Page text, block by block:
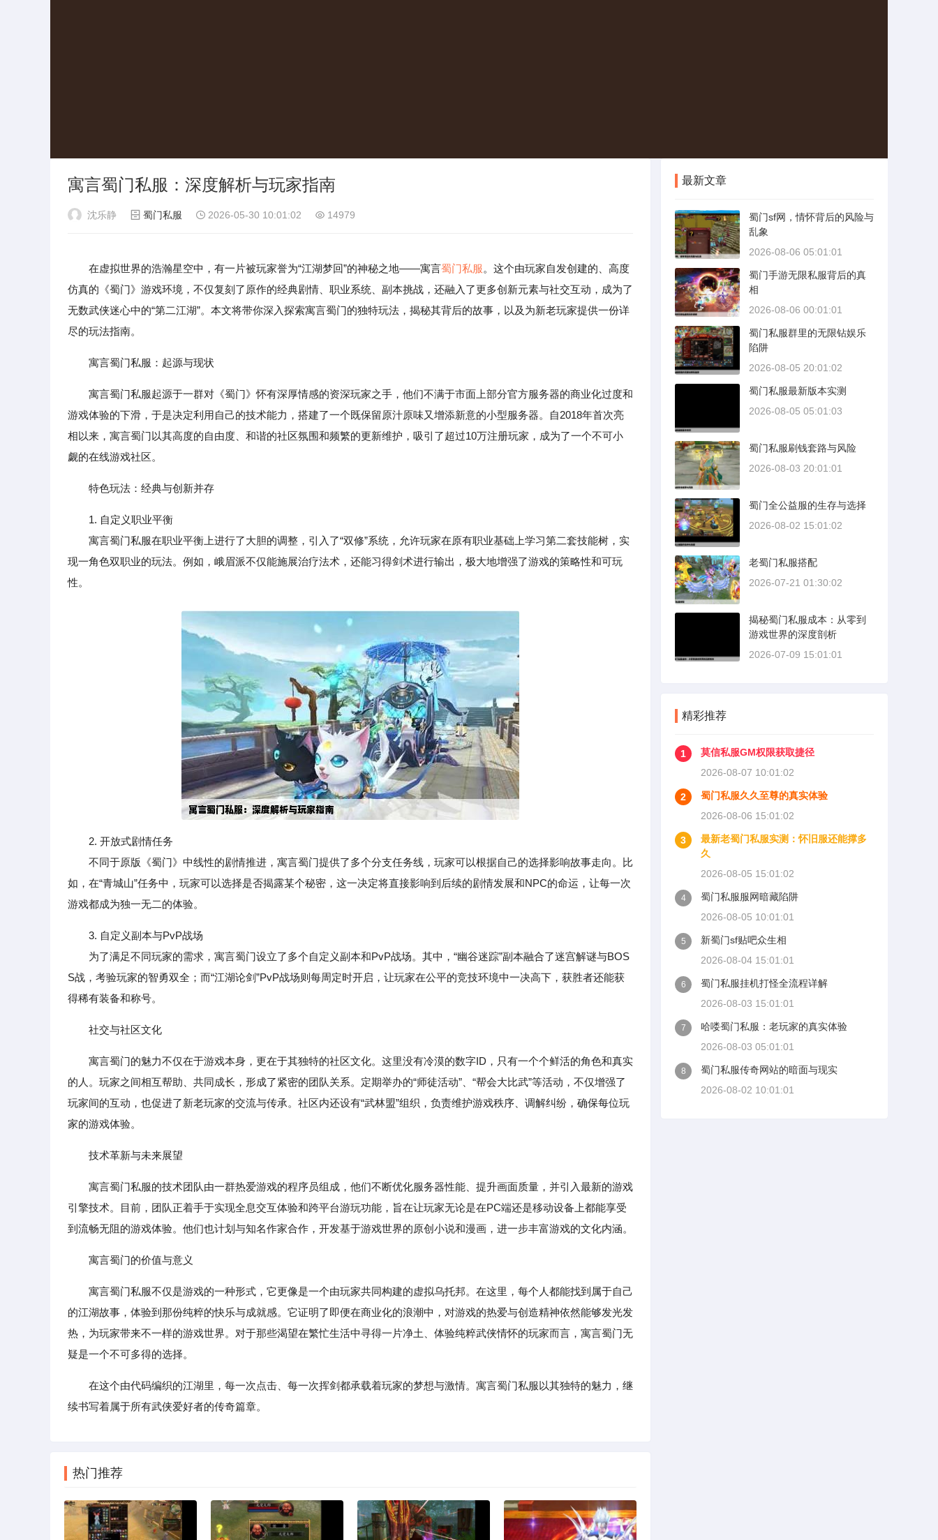
寓言蜀门私服：深度解析与玩家指南
沈乐静 蜀门私服 2026-05-30 10:01:02 14979
在虚拟世界的浩瀚星空中，有一片被玩家誉为“江湖梦回”的神秘之地——寓言蜀门私服。这个由玩家自发创建的、高度
仿真的《蜀门》游戏环境，不仅复刻了原作的经典剧情、职业系统、副本挑战，还融入了更多创新元素与社交互动，成为了
无数武侠迷心中的“第二江湖”。本文将带你深入探索寓言蜀门的独特玩法，揭秘其背后的故事，以及为新老玩家提供一份详
尽的玩法指南。
寓言蜀门私服：起源与现状
寓言蜀门私服起源于一群对《蜀门》怀有深厚情感的资深玩家之手，他们不满于市面上部分官方服务器的商业化过度和
游戏体验的下滑，于是决定利用自己的技术能力，搭建了一个既保留原汁原味又增添新意的小型服务器。自2018年首次亮
相以来，寓言蜀门以其高度的自由度、和谐的社区氛围和频繁的更新维护，吸引了超过10万注册玩家，成为了一个不可小
觑的在线游戏社区。
特色玩法：经典与创新并存
1. 自定义职业平衡
寓言蜀门私服在职业平衡上进行了大胆的调整，引入了“双修”系统，允许玩家在原有职业基础上学习第二套技能树，实
现一角色双职业的玩法。例如，峨眉派不仅能施展治疗法术，还能习得剑术进行输出，极大地增强了游戏的策略性和可玩
性。
2. 开放式剧情任务
不同于原版《蜀门》中线性的剧情推进，寓言蜀门提供了多个分支任务线，玩家可以根据自己的选择影响故事走向。比
如，在“青城山”任务中，玩家可以选择是否揭露某个秘密，这一决定将直接影响到后续的剧情发展和NPC的命运，让每一次
游戏都成为独一无二的体验。
3. 自定义副本与PvP战场
为了满足不同玩家的需求，寓言蜀门设立了多个自定义副本和PvP战场。其中，“幽谷迷踪”副本融合了迷宫解谜与BOS
S战，考验玩家的智勇双全；而“江湖论剑”PvP战场则每周定时开启，让玩家在公平的竞技环境中一决高下，获胜者还能获
得稀有装备和称号。
社交与社区文化
寓言蜀门的魅力不仅在于游戏本身，更在于其独特的社区文化。这里没有冷漠的数字ID，只有一个个鲜活的角色和真实
的人。玩家之间相互帮助、共同成长，形成了紧密的团队关系。定期举办的“师徒活动”、“帮会大比武”等活动，不仅增强了
玩家间的互动，也促进了新老玩家的交流与传承。社区内还设有“武林盟”组织，负责维护游戏秩序、调解纠纷，确保每位玩
家的游戏体验。
技术革新与未来展望
寓言蜀门私服的技术团队由一群热爱游戏的程序员组成，他们不断优化服务器性能、提升画面质量，并引入最新的游戏
引擎技术。目前，团队正着手于实现全息交互体验和跨平台游玩功能，旨在让玩家无论是在PC端还是移动设备上都能享受
到流畅无阻的游戏体验。他们也计划与知名作家合作，开发基于游戏世界的原创小说和漫画，进一步丰富游戏的文化内涵。
寓言蜀门的价值与意义
寓言蜀门私服不仅是游戏的一种形式，它更像是一个由玩家共同构建的虚拟乌托邦。在这里，每个人都能找到属于自己
的江湖故事，体验到那份纯粹的快乐与成就感。它证明了即便在商业化的浪潮中，对游戏的热爱与创造精神依然能够发光发
热，为玩家带来不一样的游戏世界。对于那些渴望在繁忙生活中寻得一片净土、体验纯粹武侠情怀的玩家而言，寓言蜀门无
疑是一个不可多得的选择。
在这个由代码编织的江湖里，每一次点击、每一次挥剑都承载着玩家的梦想与激情。寓言蜀门私服以其独特的魅力，继
续书写着属于所有武侠爱好者的传奇篇章。
热门推荐
最新文章
蜀门sf网，情怀背后的风险与
乱象
2026-08-06 05:01:01
蜀门手游无限私服背后的真
相
2026-08-06 00:01:01
蜀门私服群里的无限钻娱乐
陷阱
2026-08-05 20:01:02
蜀门私服最新版本实测
2026-08-05 05:01:03
蜀门私服刷钱套路与风险
2026-08-03 20:01:01
蜀门全公益服的生存与选择
2026-08-02 15:01:02
老蜀门私服搭配
2026-07-21 01:30:02
揭秘蜀门私服成本：从零到
游戏世界的深度剖析
2026-07-09 15:01:01
精彩推荐
1
莫信私服GM权限获取捷径
2026-08-07 10:01:02
2
蜀门私服久久至尊的真实体验
2026-08-06 15:01:02
3
最新老蜀门私服实测：怀旧服还能撑多
久
2026-08-05 15:01:02
4
蜀门私服服网暗藏陷阱
2026-08-05 10:01:01
5
新蜀门sf贴吧众生相
2026-08-04 15:01:01
6
蜀门私服挂机打怪全流程详解
2026-08-03 15:01:01
7
哈喽蜀门私服：老玩家的真实体验
2026-08-03 05:01:01
8
蜀门私服传奇网站的暗面与现实
2026-08-02 10:01:01